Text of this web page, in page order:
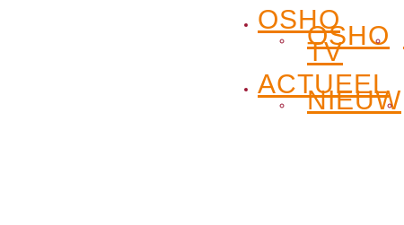
OSHO
OSHO
TV
ACTUEEL
NIEUW